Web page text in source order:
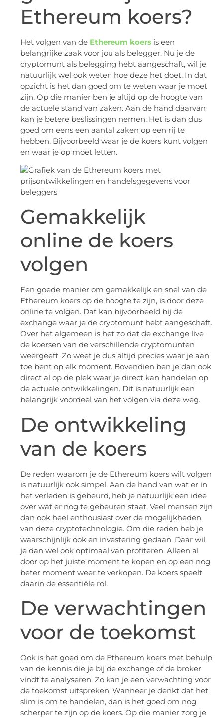
Ethereum koers?
Het volgen van de Ethereum koers is een
belangrijke zaak voor jou als belegger. Nu je de
cryptomunt als belegging hebt aangeschaft, wil je
natuurlijk wel ook weten hoe deze het doet. In dat
opzicht is het dan goed om te weten waar je moet
zijn. Op die manier ben je altijd op de hoogte van
de actuele stand van zaken. Aan de hand daarvan
kan je betere beslissingen nemen. Het is dan dus
goed om eens een aantal zaken op een rij te
hebben. Bijvoorbeeld waar je de koers kunt volgen
en waar je op moet letten.
Gemakkelijk
online de koers
volgen
Een goede manier om gemakkelijk en snel van de
Ethereum koers op de hoogte te zijn, is door deze
online te volgen. Dat kan bijvoorbeeld bij de
exchange waar je de cryptomunt hebt aangeschaft.
Over het algemeen is het zo dat de exchange live
de koersen van de verschillende cryptomunten
weergeeft. Zo weet je dus altijd precies waar je aan
toe bent op elk moment. Bovendien ben je dan ook
direct al op de plek waar je direct kan handelen op
de actuele ontwikkelingen. Dit is natuurlijk een
belangrijk voordeel van het volgen via deze weg.
De ontwikkeling
van de koers
De reden waarom je de Ethereum koers wilt volgen
is natuurlijk ook simpel. Aan de hand van wat er in
het verleden is gebeurd, heb je natuurlijk een idee
over wat er nog te gebeuren staat. Veel mensen zijn
dan ook heel enthousiast over de mogelijkheden
van deze cryptotechnologie. Om die reden heb je
waarschijnlijk ook en investering gedaan. Daar wil
je dan wel ook optimaal van profiteren. Alleen al
door op het juiste moment te kopen en op een nog
beter moment weer te verkopen. De koers speelt
daarin de essentiële rol.
De verwachtingen
voor de toekomst
Ook is het goed om de Ethereum koers met behulp
van de kennis die je bij de exchange of de broker
vindt te analyseren. Zo kan je een verwachting voor
de toekomst uitspreken. Wanneer je denkt dat het
slim is om te handelen, dan is het goed om nog
scherper te zijn op de koers. Op die manier zorg je